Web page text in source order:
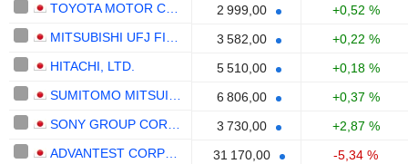
2 999,00
+0,52 %
3 582,00
+0,22 %
HITACHI, LTD.
5 510,00
+0,18 %
6 806,00
+0,37 %
3 730,00
+2,87 %
31 170,00
-5,34 %